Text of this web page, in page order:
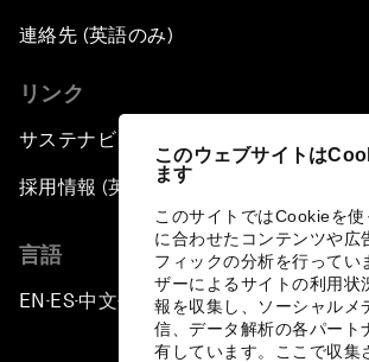
このウェブサイトは
ます
このサイトではCookieを
に合わせたコンテンツや広
フィックの分析を行ってい
ザーによるサイトの利用状
報を収集し、ソーシャルメ
信、データ解析の各パート
有しています。ここで収集
連絡先 (英語のみ)
リンク
サステナビリティへの取り組み
採用情報 (英語のみ)
言語
EN ▪ES▪中文▪ 日本語